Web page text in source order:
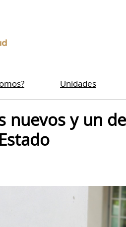
Unidades
nuevos y un